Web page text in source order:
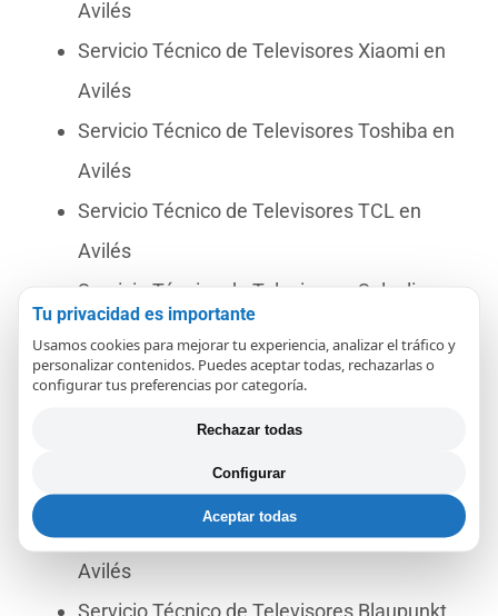
Avilés
Servicio Técnico de Televisores Xiaomi en
Avilés
Servicio Técnico de Televisores Toshiba en
Avilés
Servicio Técnico de Televisores TCL en
Avilés
Servicio Técnico de Televisores Selecline en
Servicio Técnico de Televisores TD
Avilés
Servicio Técnico de Televisores Vizio en
Avilés
Servicio Técnico de Televisores Blaupunkt
Tu privacidad es importante
Usamos cookies para mejorar tu experiencia, analizar el tráfico y
personalizar contenidos. Puedes aceptar todas, rechazarlas o
configurar tus preferencias por categoría.
Rechazar todas
Configurar
Aceptar todas